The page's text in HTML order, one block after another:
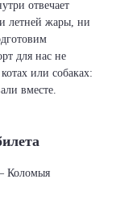
отвечает
летней жары, ни
для нас не
или собаках:
вместе.
Коломыя